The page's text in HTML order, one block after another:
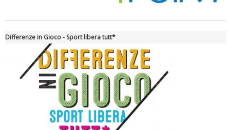
Tiziano Pesce nel Cda di Fondazione Terzjus: prima riunione a
Differenze in Gioco - Sport libera tutt*